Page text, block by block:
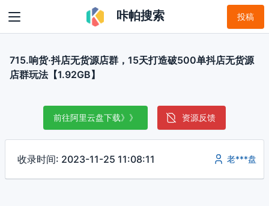
咔帕搜索 投稿
715.响货·抖店无货源店群，15天打造破500单抖店无货源
店群玩法【1.92GB】
前往阿里云盘下载》》 资源反馈
收录时间: 2023-11-25 11:08:11 老***盘